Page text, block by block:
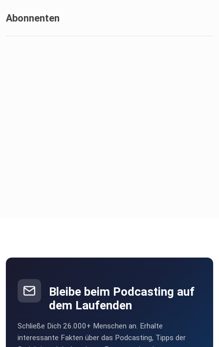
Abonnenten
Bleibe beim Podcasting auf
dem Laufenden
Schließe Dich 26.000+ Menschen an. Erhalte
interessante Fakten über das Podcasting, Tipps der